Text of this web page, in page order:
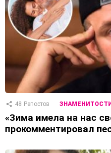
48 Репостов ЗНАМЕНИТОСТИ
«Зима имела на нас
прокомментировал